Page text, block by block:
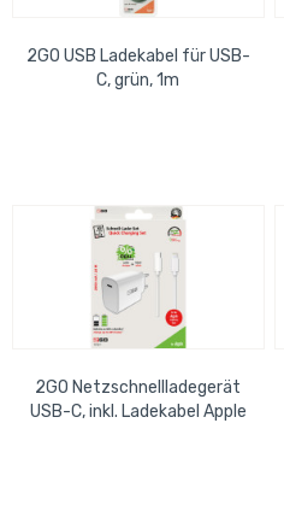
2GO USB Ladekabel für USB-
C, grün, 1m
2GO Netzschnellladegerät
USB-C, inkl. Ladekabel Apple